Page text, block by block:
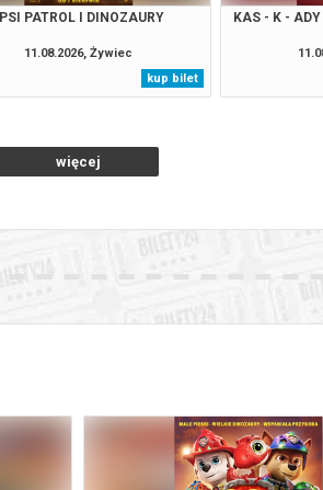
PSI PATROL I DINOZAURY
11.08.2026, Żywiec
kup bilet
KAS - K -
więcej